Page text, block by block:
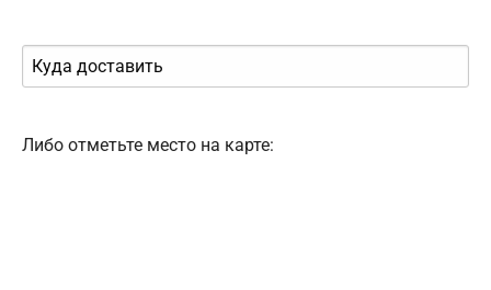
Либо отметьте место на карте: